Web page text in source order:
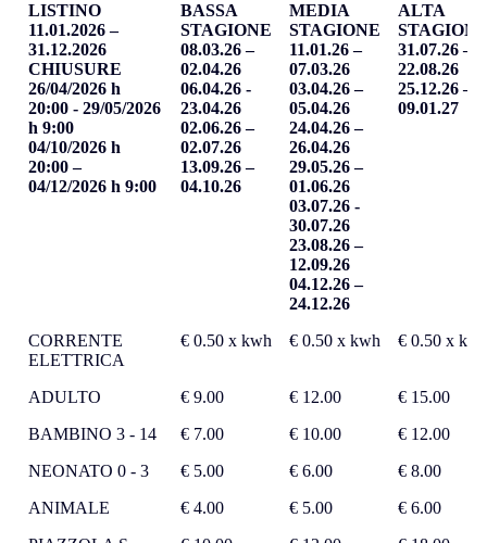
LISTINO
11.01.2026 –
31.12.2026
CHIUSURE
26/04/2026 h
20:00 - 29/05/2026
h 9:00
04/10/2026 h
20:00 –
04/12/2026 h 9:00
BASSA
STAGIONE
08.03.26 –
02.04.26
06.04.26 -
23.04.26
02.06.26 –
02.07.26
13.09.26 –
04.10.26
MEDIA
STAGIONE
11.01.26 –
07.03.26
03.04.26 –
05.04.26
24.04.26 –
26.04.26
29.05.26 –
01.06.26
03.07.26 -
30.07.26
23.08.26 –
12.09.26
04.12.26 –
24.12.26
ALTA
31.07.26 –
22.08.26
25.12.26 –
09.01.27
LISTINO
11.01.2026 –
31.12.2026
CHIUSURE
20:00 - 29/05/2026
04/10/2026 h
04/12/2026 h 9:00
BASSA
STAGIONE
02.04.26
23.04.26
02.07.26
04.10.26
MEDIA
STAGIONE
07.03.26
05.04.26
26.04.26
01.06.26
ALTA
22.08.26
09.01.27
CORRENTE
ELETTRICA
€ 0.50 x kwh € 0.50 x kwh € 0.50 x
ADULTO € 9.00 € 12.00
€ 15.00
BAMBINO 3 - 14
€ 7.00 € 10.00
€ 12.00
NEONATO 0 - 3
€ 5.00 € 6.00
€ 8.00
ANIMALE
€ 4.00 € 5.00
€ 6.00